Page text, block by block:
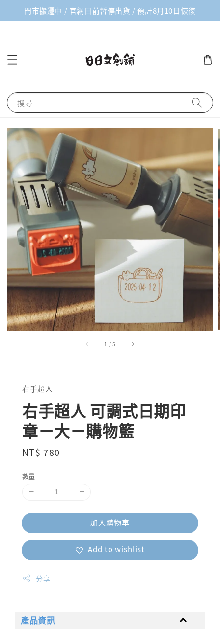
門市搬遷中 / 官網目前暫停出貨 / 預計8月10日恢復
搜尋
1 /5
右手超人
右手超人 可調式日期印
章－大－購物籃
Regular
NT$ 780
數量
加入購物車
Add to wishlist
分享
產品資訊